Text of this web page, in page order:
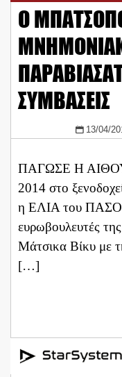
Ο
ΣΥΜΒΑΣΕΙΣ
13/04/
ΠΑΓΩΣΕ Η
2014 στο
η ΕΛΙΑ του
ευρωβουλευτές
Μάτσικα Βίκυ με
[…]